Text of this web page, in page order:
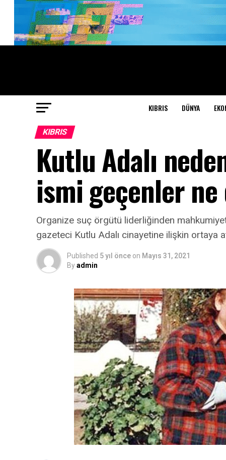
KIBRIS DÜNYA
KIBRIS
Kutlu Adalı
ismi geçenler
Organize suç örgütü liderliğinden
gazeteci Kutlu Adalı cinayetine ilişkin ortaya
Published 5 yıl önce on Mayıs 31, 2021
Byadmin